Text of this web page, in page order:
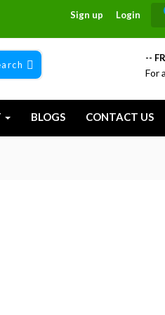
Sign up Login
--
For
BLOGS CONTACT US